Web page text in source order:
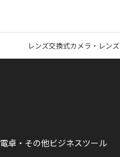
レンズ交換式カメラ・レンズ
電卓・その他ビジネスツール